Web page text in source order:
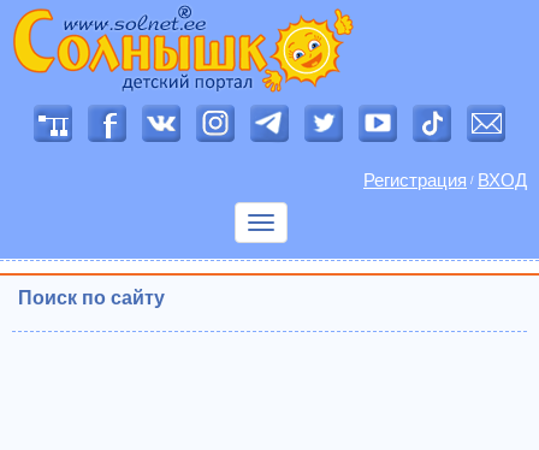
Регистрация / ВХОД
Показать
Поиск по сайту